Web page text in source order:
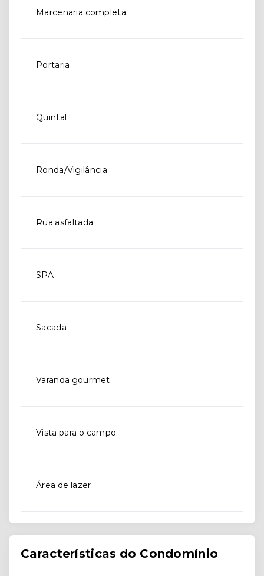
Marcenaria completa
Portaria
Quintal
Ronda/Vigilância
Rua asfaltada
SPA
Sacada
Varanda gourmet
Vista para o campo
Área de lazer
Características do Condomínio